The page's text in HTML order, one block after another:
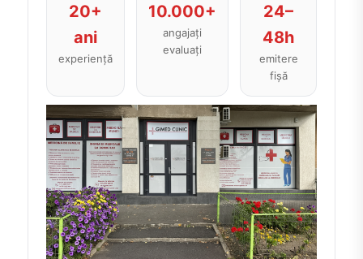
20+
ani
experiență
10.000+
angajați
evaluați
24–
48h
emitere
fișă